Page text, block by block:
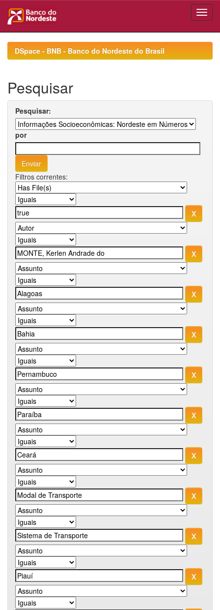
navigationDSpace - BNB - Banco do Nordeste do Brasil
Pesquisar
Pesquisar:
por
Filtros correntes: